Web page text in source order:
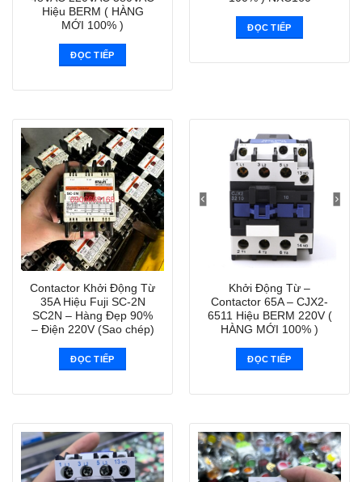
Hiệu BERM ( HÀNG
MỚI 100% )
ĐỌC TIẾP
ĐỌC TIẾP
Contactor Khởi Động Từ
35A Hiệu Fuji SC-2N
SC2N – Hàng Đẹp 90%
– Điện 220V (Sao chép)
ĐỌC TIẾP
Khởi Động Từ –
Contactor 65A – CJX2-
6511 Hiệu BERM 220V (
HÀNG MỚI 100% )
ĐỌC TIẾP